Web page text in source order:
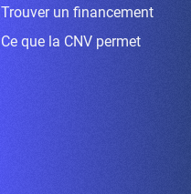
Trouver un financement
Ce que la CNV permet